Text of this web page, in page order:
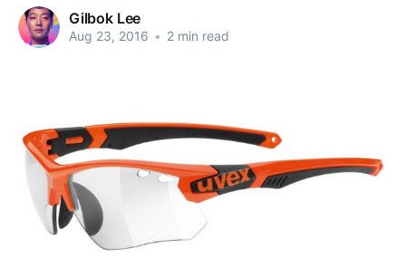
Gilbok Lee
Aug 23, 2016 • 2 min read